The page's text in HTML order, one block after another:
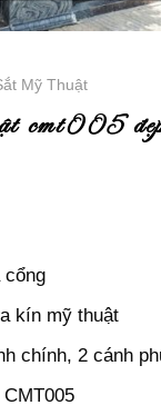
Mỹ Thuật
cmt005
cổng
kín mỹ thuật
chính, 2 cánh